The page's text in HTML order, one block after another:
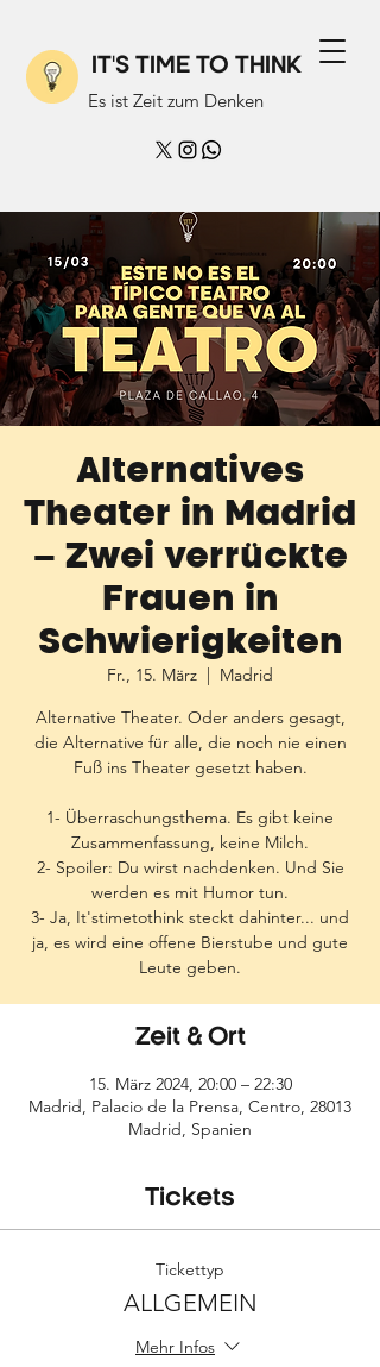
IT'S TIME TO THINK
Es ist Zeit zum Denken
Alternatives
Theater in Madrid
– Zwei verrückte
Frauen in
Schwierigkeiten
Fr., 15. März
  |
Madrid
Alternative Theater. Oder anders gesagt,
die Alternative für alle, die noch nie einen
Fuß ins Theater gesetzt haben.
1- Überraschungsthema. Es gibt keine
Zusammenfassung, keine Milch.
2- Spoiler: Du wirst nachdenken. Und Sie
werden es mit Humor tun.
3- Ja, It'stimetothink steckt dahinter... und
ja, es wird eine offene Bierstube und gute
Leute geben.
Zeit & Ort
15. März 2024, 20:00 – 22:30
Madrid, Palacio de la Prensa, Centro, 28013
Madrid, Spanien
Tickets
Tickettyp
ALLGEMEIN
Mehr Infos